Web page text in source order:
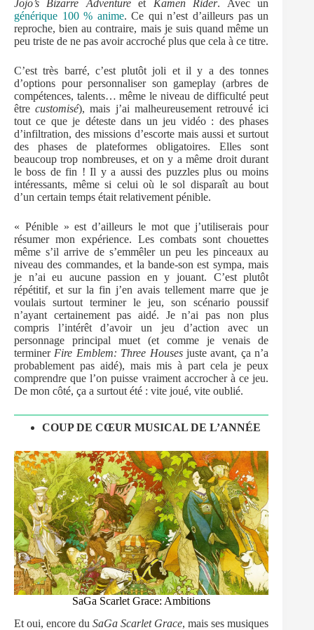
Jojo’s Bizarre Adventureet Kamen Rider. Avec un
générique 100 % anime. Ce qui n’est d’ailleurs pas un
reproche, bien au contraire, mais je suis quand même un
peu triste de ne pas avoir accroché plus que cela à ce titre.
C’est très barré, c’est plutôt joli et il y a des tonnes
d’options pour personnaliser son gameplay (arbres de
compétences, talents… même le niveau de difficulté peut
êtrecustomisé), mais j’ai malheureusement retrouvé ici
tout ce que je déteste dans un jeu vidéo : des phases
d’infiltration, des missions d’escorte mais aussi et surtout
des phases de plateformes obligatoires. Elles sont
beaucoup trop nombreuses, et on y a même droit durant
le boss de fin ! Il y a aussi des puzzles plus ou moins
intéressants, même si celui où le sol disparaît au bout
d’un certain temps était relativement pénible.
« Pénible » est d’ailleurs le mot que j’utiliserais pour
résumer mon expérience. Les combats sont chouettes
même s’il arrive de s’emmêler un peu les pinceaux au
niveau des commandes, et la bande-son est sympa, mais
je n’ai eu aucune passion en y jouant. C’est plutôt
répétitif, et sur la fin j’en avais tellement marre que je
voulais surtout terminer le jeu, son scénario poussif
n’ayant certainement pas aidé. Je n’ai pas non plus
compris l’intérêt d’avoir un jeu d’action avec un
personnage principal muet (et comme je venais de
terminer Fire Emblem: Three Housesjuste avant, ça n’a
probablement pas aidé), mais mis à part cela je peux
comprendre que l’on puisse vraiment accrocher à ce jeu.
De mon côté, ça a surtout été : vite joué, vite oublié.
COUP DE CŒUR MUSICAL DE L’ANNÉE
SaGa Scarlet Grace: Ambitions
Et oui, encore duSaGa Scarlet Grace, mais ses musiques